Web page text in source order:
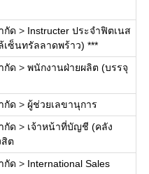
กัด > Instructer ประจำฟิตเนส
ซ็นทรัลลาดพร้าว) ***
กัด > พนักงานฝ่ายผลิต (บรรจุ
กัด > ผู้ช่วยเลขานุการ
กัด > เจ้าหน้าที่บัญชี (คลัง
ต
กัด > International Sales